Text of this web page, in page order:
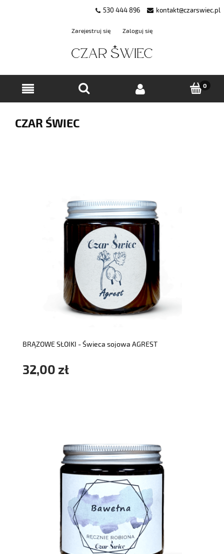
530 444 896 kontakt@czarswiec.pl
Zarejestruj się Zaloguj się
CZAR ŚWIEC
BRĄZOWE SŁOIKI - Świeca sojowa AGREST
32,00 zł
do koszyka
do koszyka